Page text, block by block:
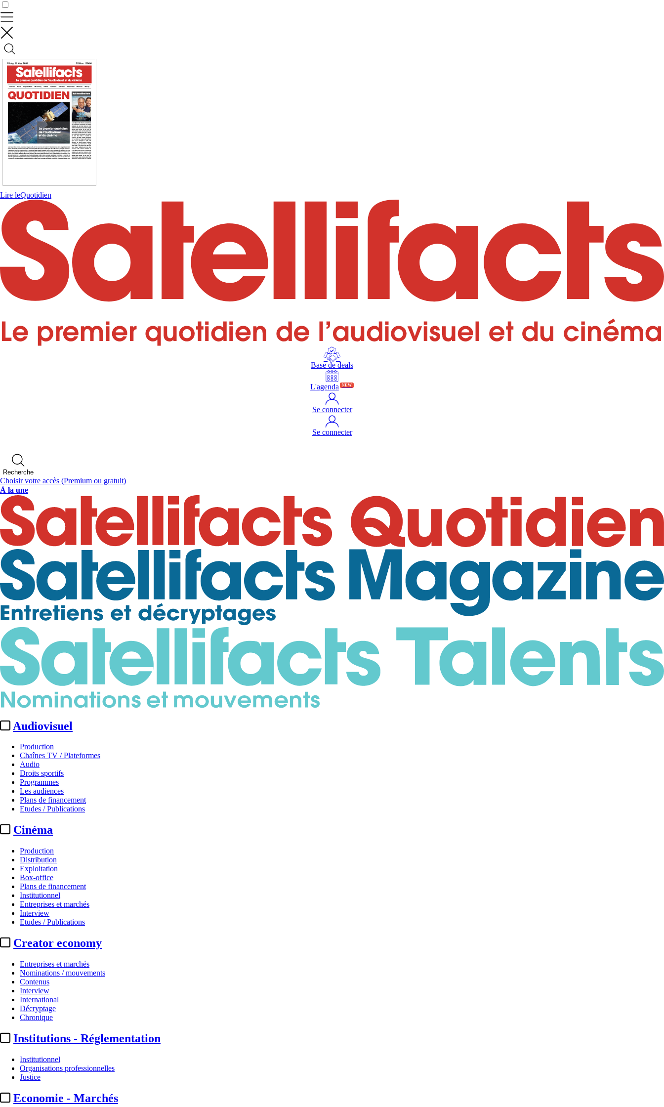
Lire leQuotidien
Base de deals
L'agenda NEW
Se connecter
Se connecter
Recherche
Choisir votre accès (Premium ou gratuit)
À la une
Audiovisuel
Production
Chaînes TV / Plateformes
Audio
Droits sportifs
Programmes
Les audiences
Plans de financement
Etudes / Publications
Cinéma
Production
Distribution
Exploitation
Box-office
Plans de financement
Institutionnel
Entreprises et marchés
Interview
Etudes / Publications
Creator economy
Entreprises et marchés
Nominations / mouvements
Contenus
Interview
International
Décryptage
Chronique
Institutions - Réglementation
Institutionnel
Organisations professionnelles
Justice
Economie - Marchés
Chaînes TV / Plateformes
arte.tv :
Actualité n° 322876| Publié le 07 juil. 2025 16:51
...
Contrôler vos données